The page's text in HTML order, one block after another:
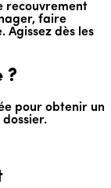
recouvrement
faire
Agissez dès les
?
pour obtenir un